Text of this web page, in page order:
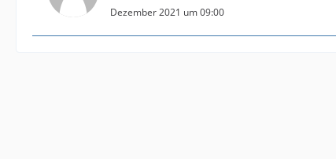
Dezember 2021 um 09:00